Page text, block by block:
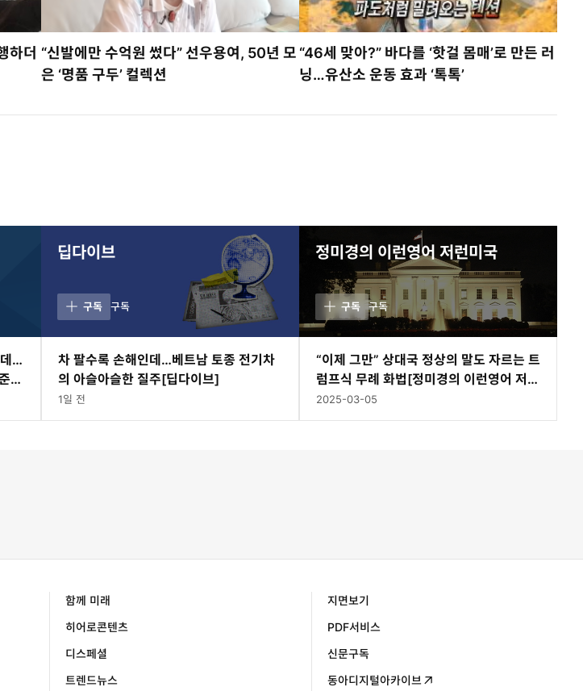
하더 “신발에만 수억원 썼다” 선우용여, 50년 모
은 ‘명품 구두’ 컬렉션
“46세 맞아?” 바다를 ‘핫걸 몸매’로 만든 러
닝…유산소 운동 효과 ‘톡톡’
…
의
딥다이브
구독 구독
차 팔수록 손해인데…베트남 토종 전기차
의 아슬아슬한 질주[딥다이브]
1일 전
정미경의 이런영어 저런미국
구독 구독
“이제 그만” 상대국 정상의 말도 자르는 트
럼프식 무례 화법[정미경의 이런영어 저런
미국]
2025-03-05
함께 미래
히어로콘텐츠
디스페셜
트렌드뉴스
지면보기
PDF서비스
신문구독
동아디지털아카이브